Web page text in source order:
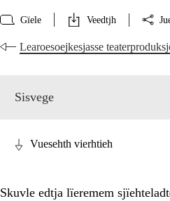
Gïele Veedtjh
Learoesoejkesjasse
Sisvege
Vuesehth vierhtieh
Skuvle edtja lïeremem